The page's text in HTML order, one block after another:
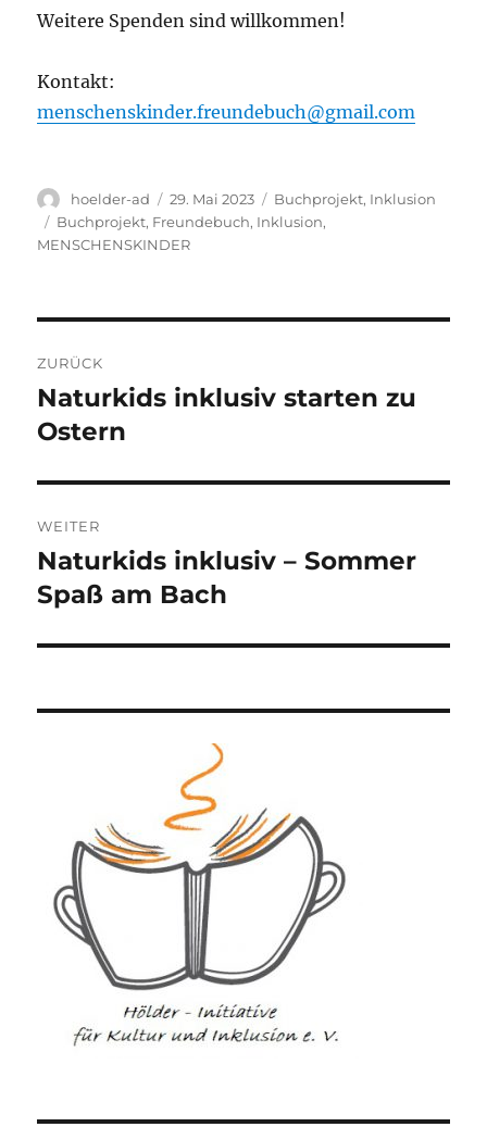
Weitere Spenden sind willkommen!
Kontakt:
menschenskinder.freundebuch@gmail.com
Autor
hoelder-ad
Veröffentlicht
am
29. Mai 2023 Kategorien
Buchprojekt, Inklusion
Schlagwörter
Buchprojekt, Freundebuch, Inklusion,
MENSCHENSKINDER
ZURÜCK
Vorheriger
Beitrag:
Naturkids inklusiv starten zu
Ostern
WEITER
Nächster
Beitrag:
Naturkids inklusiv – Sommer
Spaß am Bach